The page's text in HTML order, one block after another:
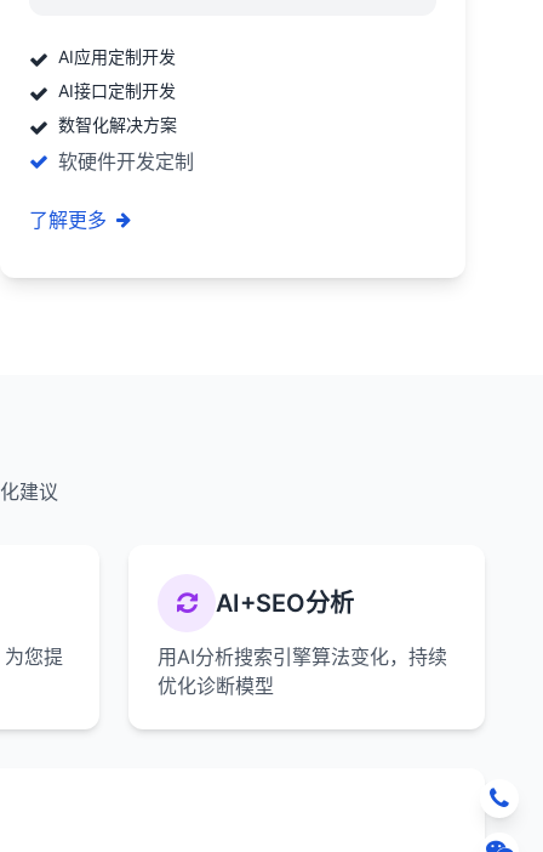
AI应用定制开发
AI接口定制开发
数智化解决方案
软硬件开发定制
了解更多
建议
您提
AI+SEO分析
用AI分析搜索引擎算法变化，持续
优化诊断模型